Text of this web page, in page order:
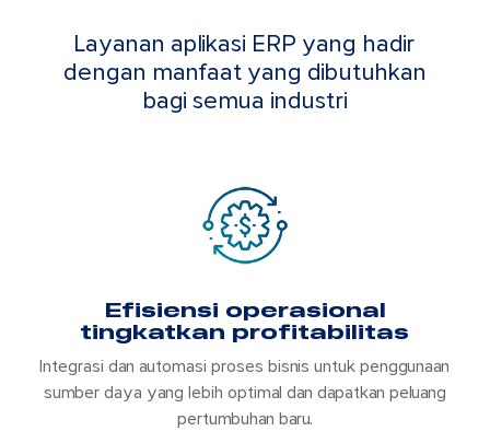
Layanan aplikasi ERP yang hadir
dengan manfaat yang dibutuhkan
bagi semua industri
Efisiensi operasional
tingkatkan profitabilitas
Integrasi dan automasi proses bisnis untuk penggunaan
sumber daya yang lebih optimal dan dapatkan peluang
pertumbuhan baru.